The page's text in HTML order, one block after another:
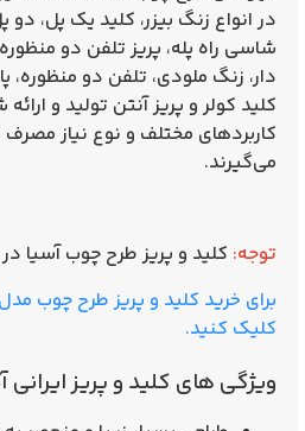
در انواع زنگ بیزر، کلید یک پل،
شاسی راه پله، پریز تلفن دو
دار، زنگ ملودی، تلفن دو منظوره،
کلید کولر و پریز آنتن تولید و
کاربردهای مختلف و نوع نیاز مصرف
می‌گیرند.
توجه: کلید و پریز طرح چوب آسیا
برای خرید کلید و پریز طرح چوب
کلیک کنید.
ویژگی های کلید و پریز